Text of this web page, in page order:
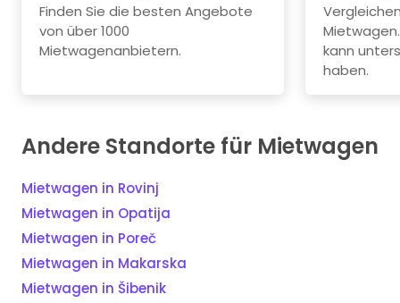
Finden Sie die besten Angebote
von über 1000
Mietwagenanbietern.
kann
haben.
Andere Standorte für Mietwagen
Mietwagen in Rovinj
Mietwagen in Opatija
Mietwagen in Poreč
Mietwagen in Makarska
Mietwagen in Šibenik